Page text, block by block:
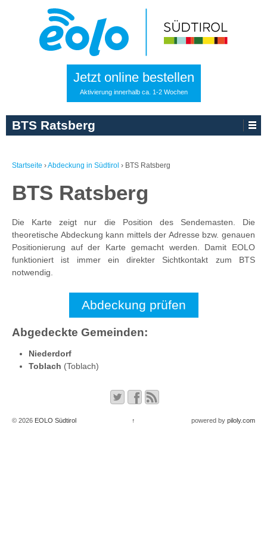
Jetzt online bestellen
Aktivierung innerhalb ca. 1-2 Wochen
BTS Ratsberg
Startseite ›Abdeckung in Südtirol › BTS Ratsberg
BTS Ratsberg
Die Karte zeigt nur die Position des Sendemasten. Die
theoretische Abdeckung kann mittels der Adresse bzw. genauen
Positionierung auf der Karte gemacht werden. Damit EOLO
funktioniert ist immer ein direkter Sichtkontakt zum BTS
notwendig.
Abdeckung prüfen
Abgedeckte Gemeinden:
Niederdorf
Toblach (Toblach)
© 2026 EOLO Südtirol ↑ powered by piloly.com